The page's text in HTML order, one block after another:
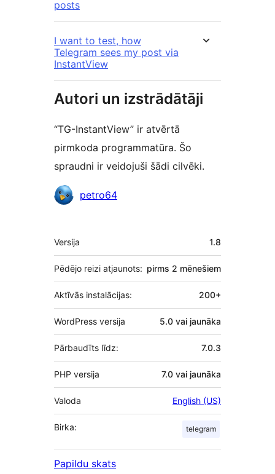
posts
I want to test, how
Telegram sees my post via
InstantView
Autori un izstrādātāji
“TG-InstantView” ir atvērtā
pirmkoda programmatūra. Šo
spraudni ir veidojuši šādi cilvēki.
Līdzdalībnieki
petro64
Meta
Versija 1.8
Pēdējo reizi atjaunots: pirms 2 mēnešiem
Aktīvās instalācijas: 200+
WordPress versija 5.0 vai jaunāka
Pārbaudīts līdz: 7.0.3
PHP versija 7.0 vai jaunāka
Valoda English (US)
Birka: telegram
Papildu skats